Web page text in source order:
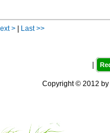
> Last >>
Copyright © 2012 by